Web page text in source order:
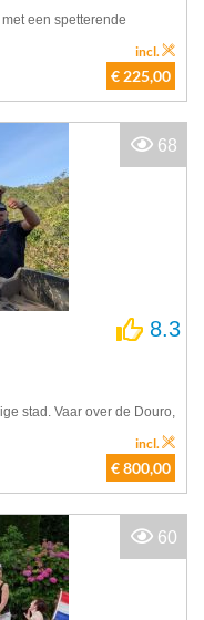
een spetterende
€ 225,00
incl.
8.3
stad. Vaar over de Douro,
€ 800,00
incl.
68
60